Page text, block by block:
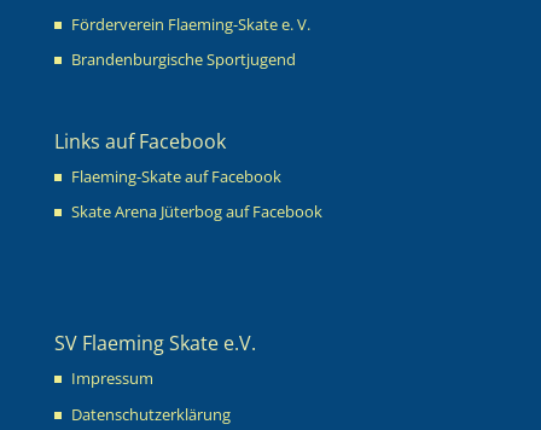
Förderverein Flaeming-Skate e. V.
Brandenburgische Sportjugend
Links auf Facebook
Flaeming-Skate auf Facebook
Skate Arena Jüterbog auf Facebook
SV Flaeming Skate e.V.
Impressum
Datenschutzerklärung